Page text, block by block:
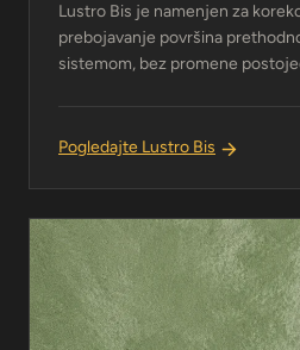
Lustro Bis je namenjen za
prebojavanje površina
sistemom, bez promene
Pogledajte Lustro Bis